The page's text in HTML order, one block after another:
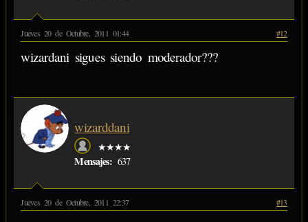
Jueves 20 de Octubre, 2011 01:44 #12
wizardani sigues siendo moderador???
wizarddani
★★★★
Mensajes: 637
Jueves 20 de Octubre, 2011 22:37 #13